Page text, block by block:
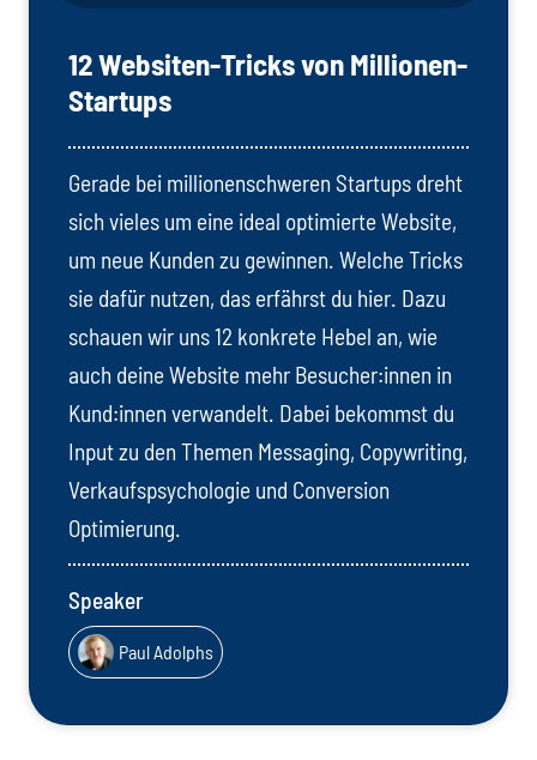
12 Websiten-Tricks von Millionen-
Startups
Gerade bei millionenschweren Startups dreht
sich vieles um eine ideal optimierte Website,
um neue Kunden zu gewinnen. Welche Tricks
sie dafür nutzen, das erfährst du hier. Dazu
schauen wir uns 12 konkrete Hebel an, wie
auch deine Website mehr Besucher:innen in
Kund:innen verwandelt. Dabei bekommst du
Input zu den Themen Messaging, Copywriting,
Verkaufspsychologie und Conversion
Optimierung.
Speaker
Paul Adolphs